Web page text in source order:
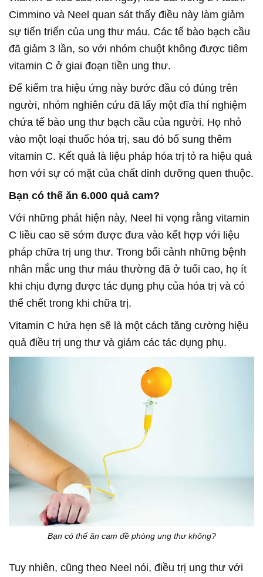
Cimmino và Neel quan sát thấy điều này làm giảm
sự tiến triển của ung thư máu. Các tế bào bạch cầu
đã giảm 3 lần, so với nhóm chuột không được tiêm
vitamin C ở giai đoạn tiền ung thư.
Để kiểm tra hiệu ứng này bước đầu có đúng trên
người, nhóm nghiên cứu đã lấy một đĩa thí nghiệm
chứa tế bào ung thư bạch cầu của người. Họ nhỏ
vào một loại thuốc hóa trị, sau đó bổ sung thêm
vitamin C. Kết quả là liệu pháp hóa trị tỏ ra hiệu quả
hơn với sự có mặt của chất dinh dưỡng quen thuộc.
Bạn có thế ăn 6.000 quả cam?
Với những phát hiện này, Neel hi vọng rằng vitamin
C liều cao sẽ sớm được đưa vào kết hợp với liệu
pháp chữa trị ung thư. Trong bối cảnh những bệnh
nhân mắc ung thư máu thường đã ở tuổi cao, họ ít
khi chịu đựng được tác dụng phụ của hóa trị và có
thể chết trong khi chữa trị.
Vitamin C hứa hẹn sẽ là một cách tăng cường hiệu
quả điều trị ung thư và giảm các tác dụng phụ.
Bạn có thế ăn cam đề phòng ung thư không?
Tuy nhiên, cũng theo Neel nói, điều trị ung thư với